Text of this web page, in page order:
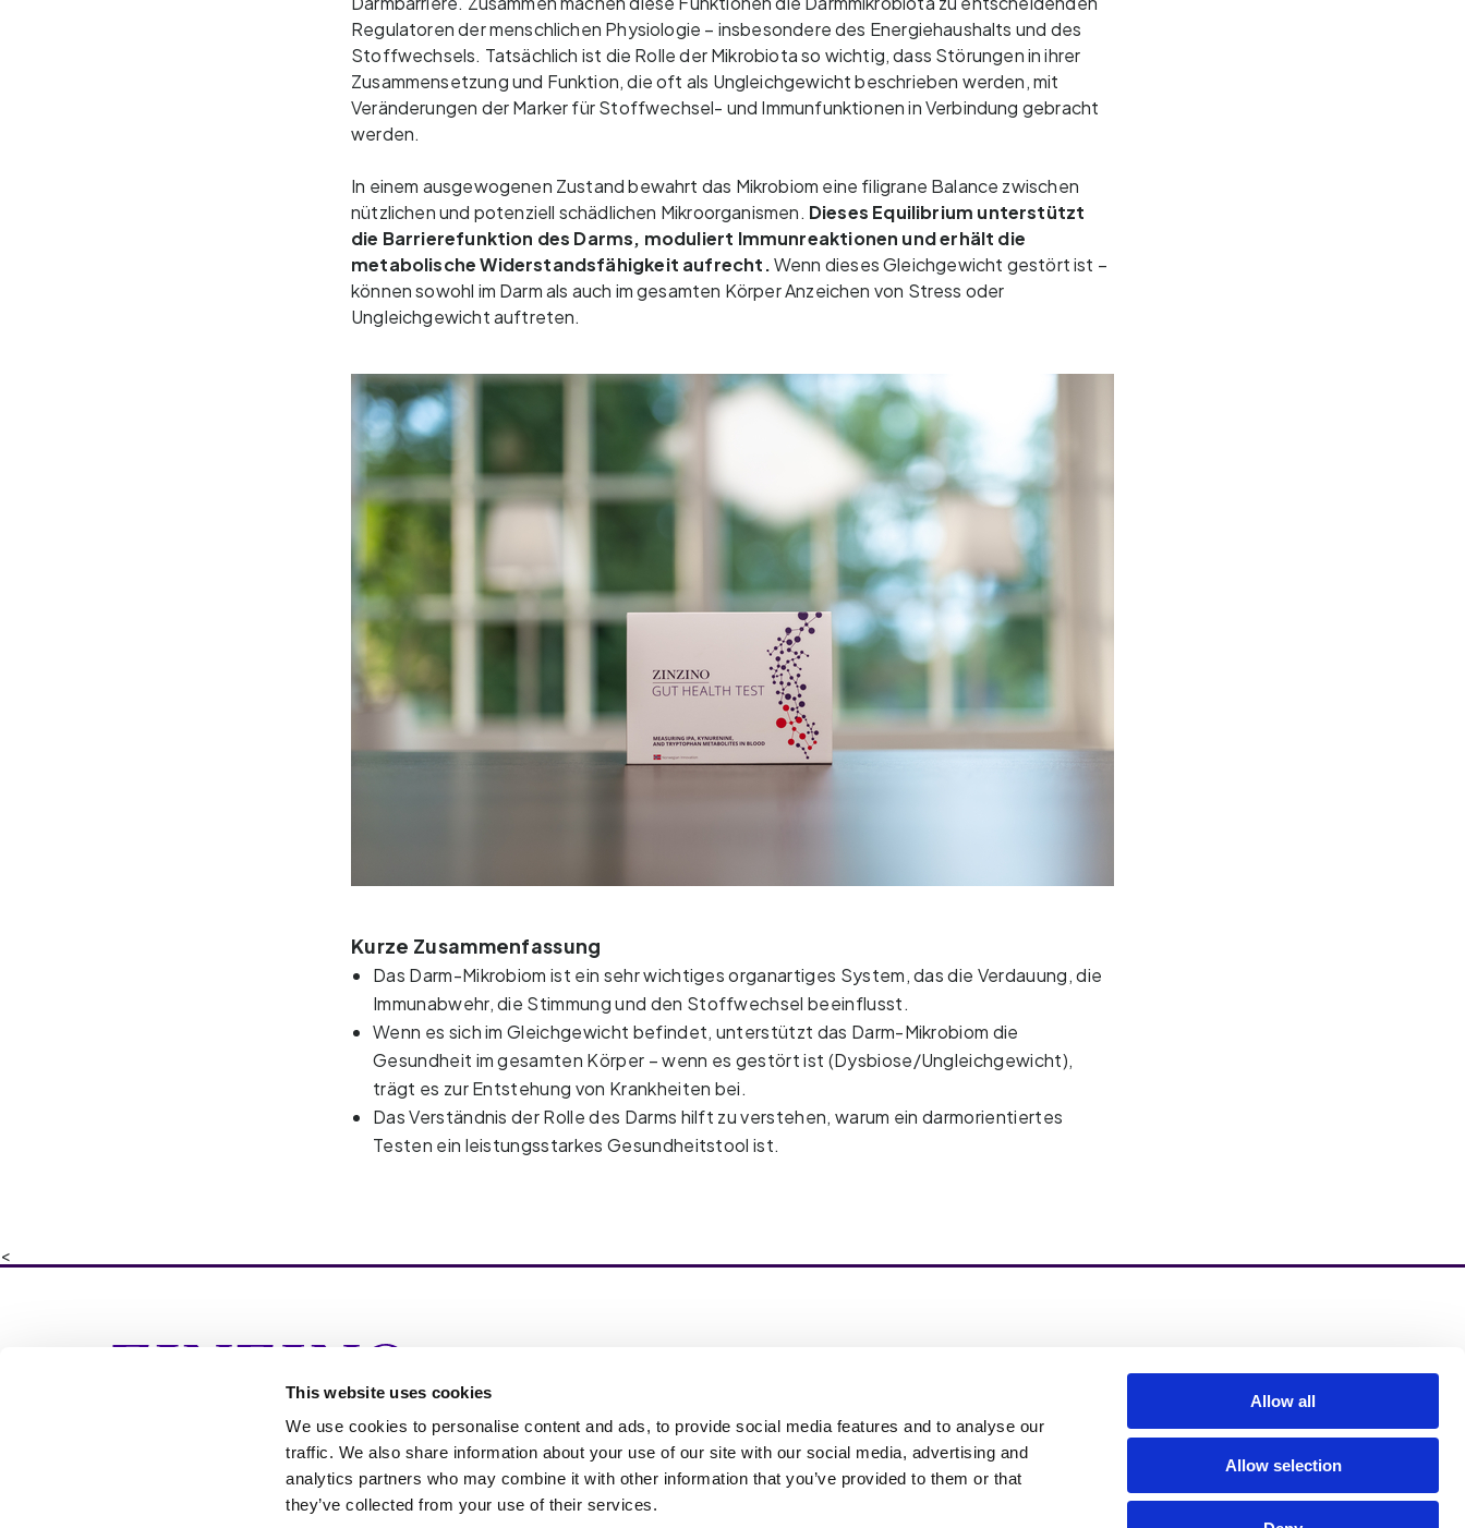
This website uses cookies
We use cookies to personalise content and ads, to provide social media features and to analyse our
traffic. We also share information about your use of our site with our social media, advertising and
analytics partners who may combine it with other information that you’ve provided to them or that
they’ve collected from your use of their services.
Allow all
Allow selection
Regulatoren der menschlichen Physiologie – insbesondere des Energiehaushalts und des
Stoffwechsels. Tatsächlich ist die Rolle der Mikrobiota so wichtig, dass Störungen in ihrer
Zusammensetzung und Funktion, die oft als Ungleichgewicht beschrieben werden, mit
Veränderungen der Marker für Stoffwechsel- und Immunfunktionen in Verbindung gebracht
werden.
In einem ausgewogenen Zustand bewahrt das Mikrobiom eine filigrane Balance zwischen
nützlichen und potenziell schädlichen Mikroorganismen. Dieses Equilibrium unterstützt
die Barrierefunktion des Darms, moduliert Immunreaktionen und erhält die
metabolische Widerstandsfähigkeit aufrecht.Wenn dieses Gleichgewicht gestört ist –
können sowohl im Darm als auch im gesamten Körper Anzeichen von Stress oder
Ungleichgewicht auftreten.
Kurze Zusammenfassung
Das Darm-Mikrobiom ist ein sehr wichtiges organartiges System, das die Verdauung, die
Immunabwehr, die Stimmung und den Stoffwechsel beeinflusst.
Wenn es sich im Gleichgewicht befindet, unterstützt das Darm-Mikrobiom die
Gesundheit im gesamten Körper – wenn es gestört ist (Dysbiose/Ungleichgewicht),
trägt es zur Entstehung von Krankheiten bei.
Das Verständnis der Rolle des Darms hilft zu verstehen, warum ein darmorientiertes
Testen ein leistungsstarkes Gesundheitstool ist.
<
auf Tests basierten, wissenschaftlich geprüften
Lifestyle-Produkten.
zinzino Blog